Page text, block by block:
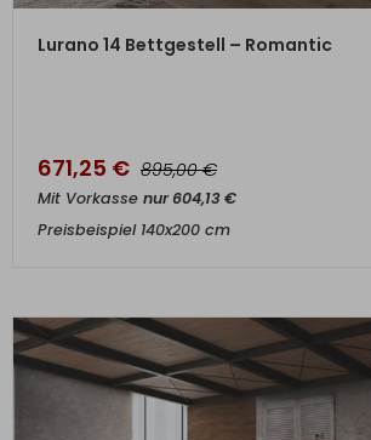
ZUM PRODUKT
Lurano 14 Bettgestell – Romantic
671,25 € 895,00€
Mit Vorkasse nur604,13€
Preisbeispiel 140x200 cm